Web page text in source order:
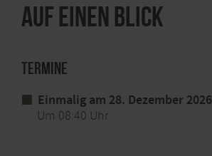
Auf einen Blick
Termine
Einmalig am 28. Dezember 2026
Um 08:40 Uhr